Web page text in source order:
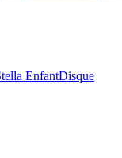
EnfantDisque